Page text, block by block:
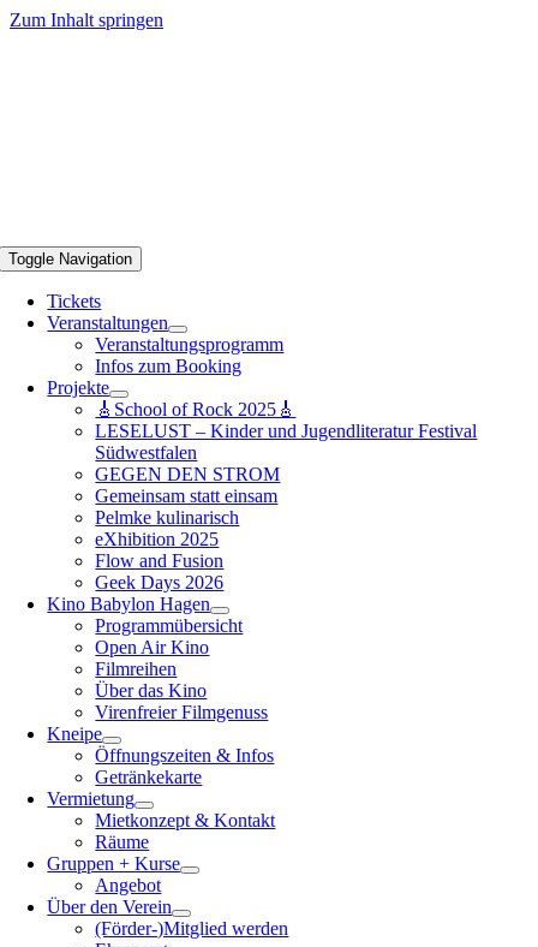
Zum Inhalt springen
Toggle Navigation
Tickets
Veranstaltungen
Veranstaltungsprogramm
Infos zum Booking
Projekte
🎸School of Rock 2025🎸
LESELUST – Kinder und Jugendliteratur Festival
Südwestfalen
GEGEN DEN STROM
Gemeinsam statt einsam
Pelmke kulinarisch
eXhibition 2025
Flow and Fusion
Geek Days 2026
Kino Babylon Hagen
Programmübersicht
Open Air Kino
Filmreihen
Über das Kino
Virenfreier Filmgenuss
Kneipe
Öffnungszeiten & Infos
Getränkekarte
Vermietung
Mietkonzept & Kontakt
Räume
Gruppen + Kurse
Angebot
Über den Verein
(Förder-)Mitglied werden